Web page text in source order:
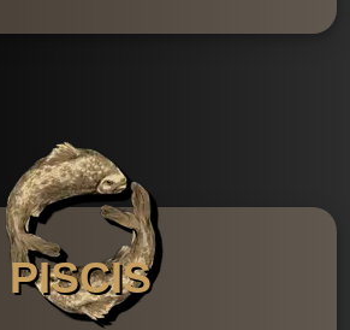
PISCIS